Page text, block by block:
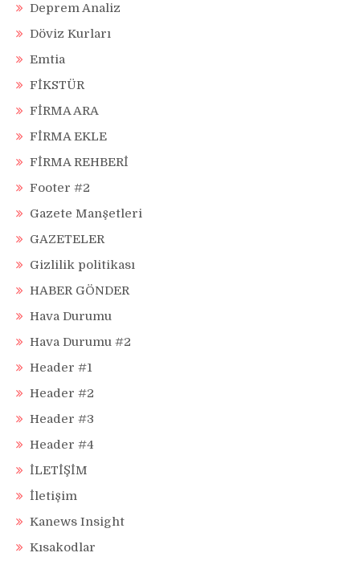
Deprem Analiz
Döviz Kurları
Emtia
FİKSTÜR
FİRMA ARA
FİRMA EKLE
FİRMA REHBERİ
Footer #2
Gazete Manşetleri
GAZETELER
Gizlilik politikası
HABER GÖNDER
Hava Durumu
Hava Durumu #2
Header #1
Header #2
Header #3
Header #4
İLETİŞİM
İletişim
Kanews Insight
Kısakodlar